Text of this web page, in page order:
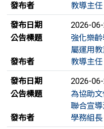
發布者
教導主任
發布日期
2026-
公告標題
強化樂
屬運用
發布者
教導主任
發布日期
2026-
公告標題
為協助文
聯合宣
發布者
學務組長